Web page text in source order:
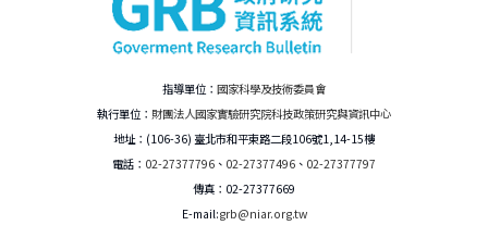
指導單位： 國家科學及技術委員會
執行單位： 財團法人國家實驗研究院科技政策研究與資訊中心
地址：(106-36) 臺北市和平東路二段106號1,14-15樓
電話： 02-27377796 、 02-27377496 、 02-27377797
傳真：02-27377669
E-mail:grb@niar.org.tw